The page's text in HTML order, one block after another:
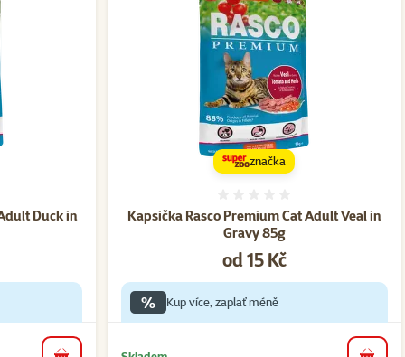
Duck in
Kapsička Rasco Premium Cat Adult Veal in
Gravy 85g
Cena
od 15 Kč
značka
% Kup více, zaplať méně